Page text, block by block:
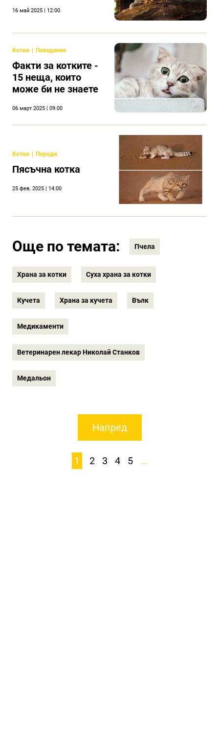
16 май 2025 | 12:00
Котки Поведение
Факти за котките -
15 неща, които
може би не знаете
06 март 2025 | 09:00
Котки Породи
Пясъчна котка
25 фев. 2025 | 14:00
Още по темата: Пчела
Храна за котки Суха храна за котки
Кучета Храна за кучета Вълк
Медикаменти
Ветеринарен лекар Николай Станков
Медальон
Напред
1 2 3 4 5 ...